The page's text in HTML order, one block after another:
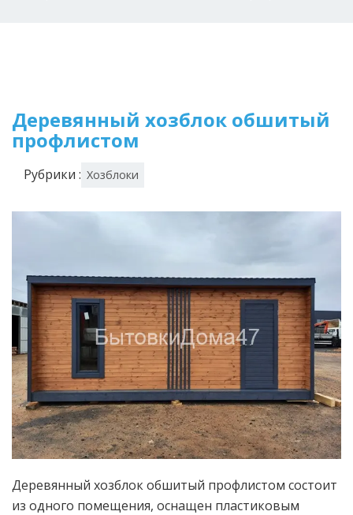
Деревянный хозблок обшитый
профлистом
Рубрики : Хозблоки
Деревянный хозблок обшитый профлистом состоит
из одного помещения, оснащен пластиковым